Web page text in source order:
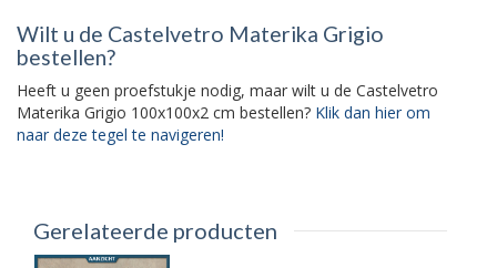
Wilt u de Castelvetro Materika Grigio
bestellen?
Heeft u geen proefstukje nodig, maar wilt u de Castelvetro
Materika Grigio 100x100x2 cm bestellen? Klik dan hier om
naar deze tegel te navigeren!
Gerelateerde producten